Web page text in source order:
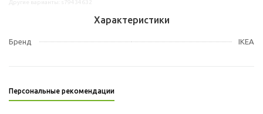
Характеристики
Бренд IKEA
Персональные рекомендации